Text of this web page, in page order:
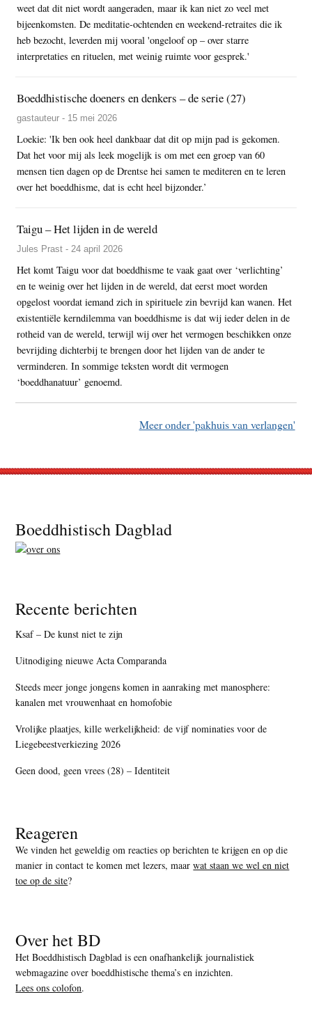
weet dat dit niet wordt aangeraden, maar ik kan niet zo veel met
bijeenkomsten. De meditatie-ochtenden en weekend-retraites die ik
heb bezocht, leverden mij vooral 'ongeloof op – over starre
interpretaties en rituelen, met weinig ruimte voor gesprek.'
Boeddhistische doeners en denkers – de serie (27)
gastauteur - 15 mei 2026
Loekie: 'Ik ben ook heel dankbaar dat dit op mijn pad is gekomen.
Dat het voor mij als leek mogelijk is om met een groep van 60
mensen tien dagen op de Drentse hei samen te mediteren en te leren
over het boeddhisme, dat is echt heel bijzonder.’
Taigu – Het lijden in de wereld
Jules Prast - 24 april 2026
Het komt Taigu voor dat boeddhisme te vaak gaat over ‘verlichting’
en te weinig over het lijden in de wereld, dat eerst moet worden
opgelost voordat iemand zich in spirituele zin bevrijd kan wanen. Het
existentiële kerndilemma van boeddhisme is dat wij ieder delen in de
rotheid van de wereld, terwijl wij over het vermogen beschikken onze
bevrijding dichterbij te brengen door het lijden van de ander te
verminderen. In sommige teksten wordt dit vermogen
‘boeddhanatuur’ genoemd.
Meer onder 'pakhuis van verlangen'
Footer
Boeddhistisch Dagblad
Recente berichten
Ksaf – De kunst niet te zijn
Uitnodiging nieuwe Acta Comparanda
Steeds meer jonge jongens komen in aanraking met manosphere:
kanalen met vrouwenhaat en homofobie
Vrolijke plaatjes, kille werkelijkheid: de vijf nominaties voor de
Liegebeestverkiezing 2026
Geen dood, geen vrees (28) – Identiteit
Reageren
We vinden het geweldig om reacties op berichten te krijgen en op die
manier in contact te komen met lezers, maarwat staan we wel en niet
toe op de site?
Over het BD
Het Boeddhistisch Dagblad is een onafhankelijk journalistiek
webmagazine over boeddhistische thema’s en inzichten.
Lees ons colofon.